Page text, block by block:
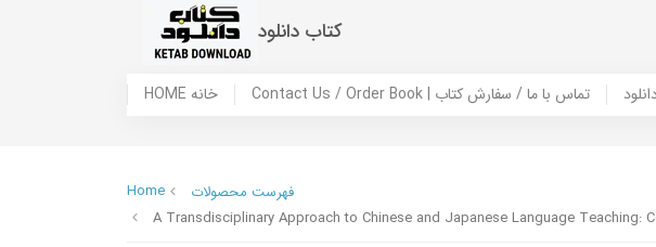
کتاب دانلود
HOME خانه Contact Us / Order Book | تماس با ما / سفارش کتاب
Home
فهرست محصولات
A Transdisciplinary Approach to Chinese and Japanese Language Teaching: